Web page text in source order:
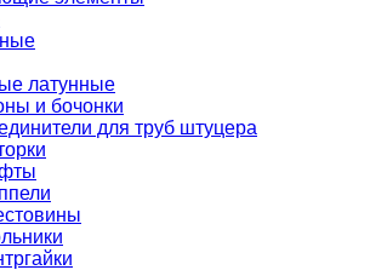
латунные
и бочонки
для труб штуцера